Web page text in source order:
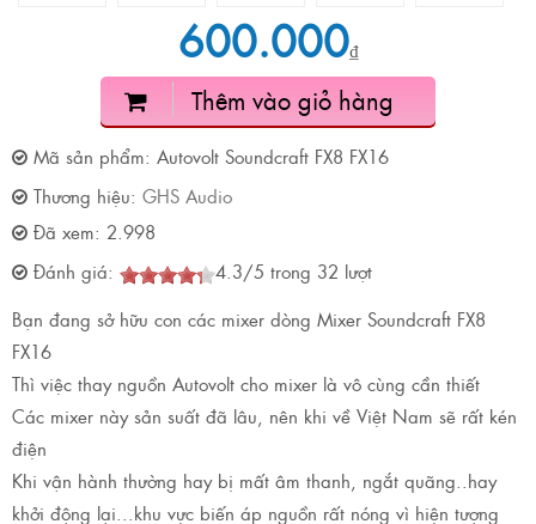
600.000₫
Thêm vào giỏ hàng
Mã sản phẩm: Autovolt Soundcraft FX8 FX16
Thương hiệu: GHS Audio
Đã xem: 2.998
Đánh giá:
4.3/5 trong 32 lượt
Bạn đang sở hữu con các mixer dòng Mixer Soundcraft FX8
FX16
Thì việc thay nguồn Autovolt cho mixer là vô cùng cần thiết
Các mixer này sản suất đã lâu, nên khi về Việt Nam sẽ rất kén
điện
Khi vận hành thường hay bị mất âm thanh, ngắt quãng..hay
khởi động lại...khu vực biến áp nguồn rất nóng vì hiện tượng